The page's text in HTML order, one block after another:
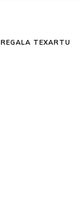
REGALA TEXARTU